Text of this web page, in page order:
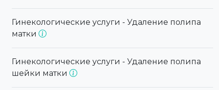
Гинекологические услуги - Удаление полипа
матки
Гинекологические услуги - Удаление полипа
шейки матки